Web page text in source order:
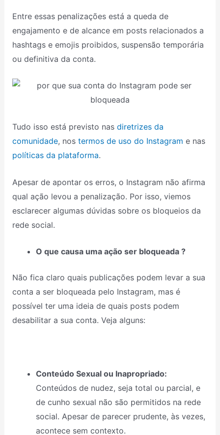
Entre essas penalizações está a queda de
engajamento e de alcance em posts relacionados a
hashtags e emojis proibidos, suspensão temporária
ou definitiva da conta.
Tudo isso está previsto nas diretrizes da
comunidade, nos termos de uso do Instagram e nas
políticas da plataforma.
Apesar de apontar os erros, o Instagram não afirma
qual ação levou a penalização. Por isso, viemos
esclarecer algumas dúvidas sobre os bloqueios da
rede social.
O que causa uma ação ser bloqueada ?
Não fica claro quais publicações podem levar a sua
conta a ser bloqueada pelo Instagram, mas é
possível ter uma ideia de quais posts podem
desabilitar a sua conta. Veja alguns:
Conteúdo Sexual ou Inapropriado:
Conteúdos de nudez, seja total ou parcial, e
de cunho sexual não são permitidos na rede
social. Apesar de parecer prudente, às vezes,
acontece sem contexto.